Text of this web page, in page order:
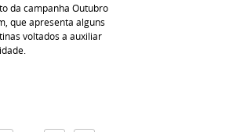
da campanha Outubro
que apresenta alguns
voltados a auxiliar